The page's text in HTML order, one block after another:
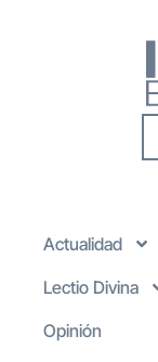
Actualidad
Lectio Divina
Opinión